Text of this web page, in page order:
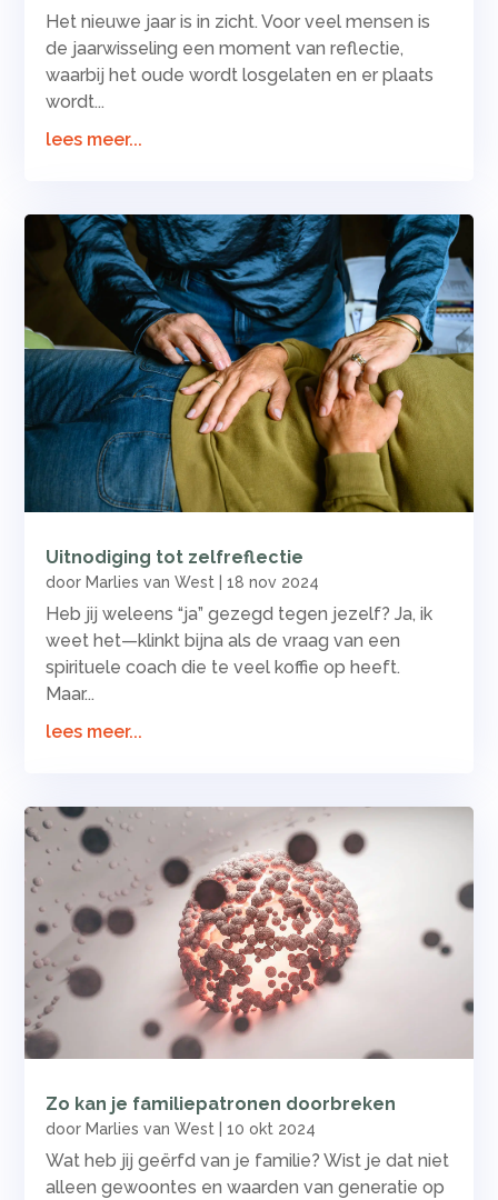
Het nieuwe jaar is in zicht. Voor veel mensen is
de jaarwisseling een moment van reflectie,
waarbij het oude wordt losgelaten en er plaats
wordt...
lees meer...
Uitnodiging tot zelfreflectie
door Marlies van West |18 nov 2024
Heb jij weleens “ja” gezegd tegen jezelf? Ja, ik
weet het—klinkt bijna als de vraag van een
spirituele coach die te veel koffie op heeft.
Maar...
lees meer...
Zo kan je familiepatronen doorbreken
door Marlies van West |10 okt 2024
Wat heb jij geërfd van je familie? Wist je dat niet
alleen gewoontes en waarden van generatie op